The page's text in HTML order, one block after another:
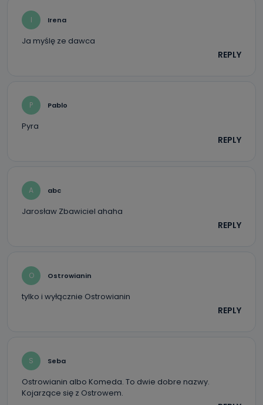
I Irena
Ja myślę ze dawca
REPLY
P Pablo
Pyra
REPLY
A abc
Jarosław Zbawiciel ahaha
REPLY
O Ostrowianin
tylko i wyłącznie Ostrowianin
REPLY
S Seba
Ostrowianin albo Komeda. To dwie dobre nazwy.
Kojarzące się z Ostrowem.